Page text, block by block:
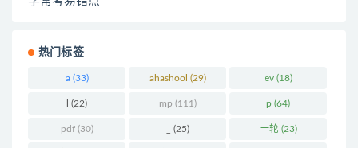
热门标签
a(33) ahashool (29) ev(18)
(22) mp (111) p (64)
pdf(30) (25) 一轮(23)